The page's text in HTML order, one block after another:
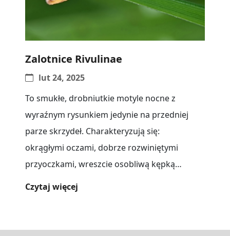
Zalotnice Rivulinae
lut 24, 2025
To smukłe, drobniutkie motyle nocne z
wyraźnym rysunkiem jedynie na przedniej
parze skrzydeł. Charakteryzują się:
okrągłymi oczami, dobrze rozwiniętymi
przyoczkami, wreszcie osobliwą kępką
Czytaj więcej